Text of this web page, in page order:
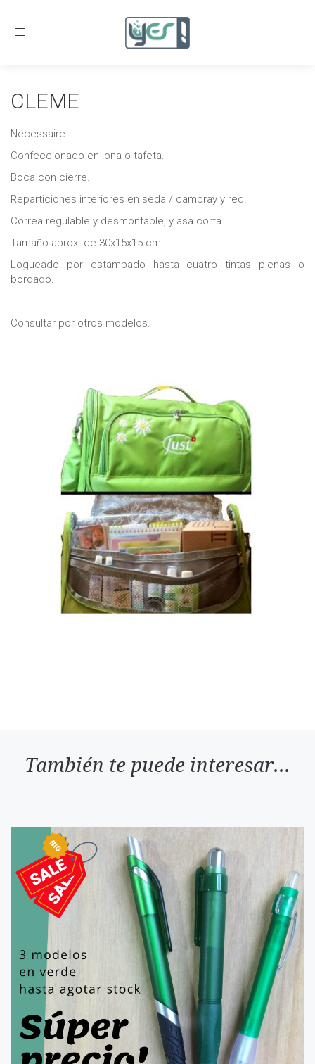
Toggle
CLEME
Necessaire.
Confeccionado en lona o tafeta.
Boca con cierre.
Reparticiones interiores en seda / cambray y red.
Correa regulable y desmontable, y asa corta.
Tamaño aprox. de 30x15x15 cm.
Logueado por estampado hasta cuatro tintas plenas o
bordado.
Consultar por otros modelos.
También te puede interesar...